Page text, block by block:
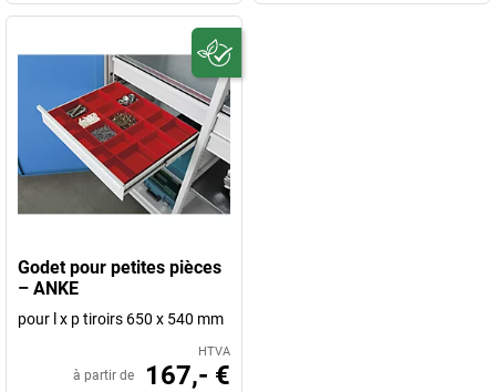
Godet pour petites pièces
– ANKE
pour l x p tiroirs 650 x 540 mm
HTVA
à partir de 167,- €